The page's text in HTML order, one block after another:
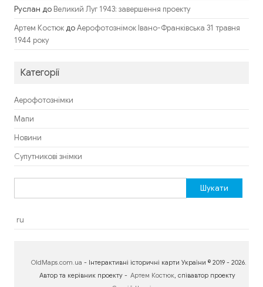
Руслан до Великий Луг 1943: завершення проекту
Артем КостюкдоАерофотознімок Івано-Франківська 31 травня
1944 року
Категорії
Аерофотознімки
Мапи
Новини
Супутникові знімки
ru
OldMaps.com.ua - Інтерактивні історичні карти України © 2019 - 2026.
Автор та керівник проекту - Артем Костюк, співавтор проекту